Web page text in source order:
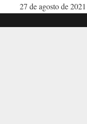
27 de agosto de 2021